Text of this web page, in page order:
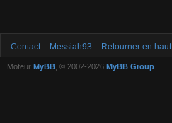
Contact Messiah93 Retourner en haut
Moteur MyBB , © 2002-2026 MyBB Group